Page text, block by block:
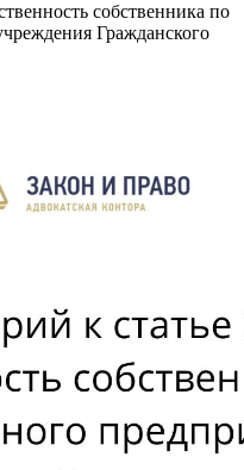
собственника по
Гражданского